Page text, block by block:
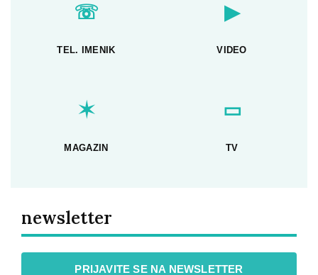
☏
TEL. IMENIK
▶
VIDEO
✶
MAGAZIN
▭
TV
newsletter
PRIJAVITE SE NA NEWSLETTER